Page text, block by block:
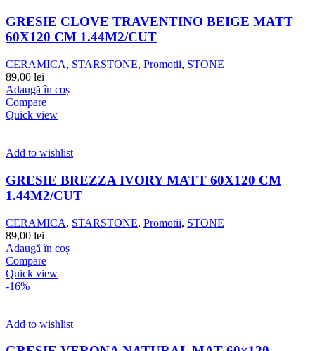
GRESIE CLOVE TRAVENTINO BEIGE MATT
60X120 CM 1.44M2/CUT
CERAMICA, STARSTONE, Promotii, STONE
89,00 lei
Adaugă în coș
Compare
Quick view
Add to wishlist
GRESIE BREZZA IVORY MATT 60X120 CM
1.44M2/CUT
CERAMICA, STARSTONE, Promotii, STONE
89,00 lei
Adaugă în coș
Compare
Quick view
-16%
Add to wishlist